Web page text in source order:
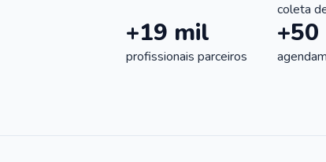
coleta
+19 mil
profissionais parceiros